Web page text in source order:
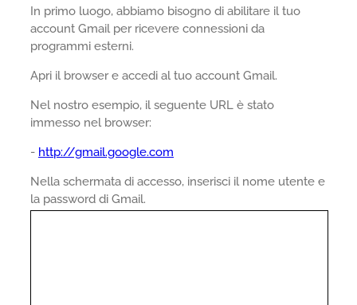
In primo luogo, abbiamo bisogno di abilitare il tuo
account Gmail per ricevere connessioni da
programmi esterni.
Apri il browser e accedi al tuo account Gmail.
Nel nostro esempio, il seguente URL è stato
immesso nel browser:
- http://gmail.google.com
Nella schermata di accesso, inserisci il nome utente e
la password di Gmail.